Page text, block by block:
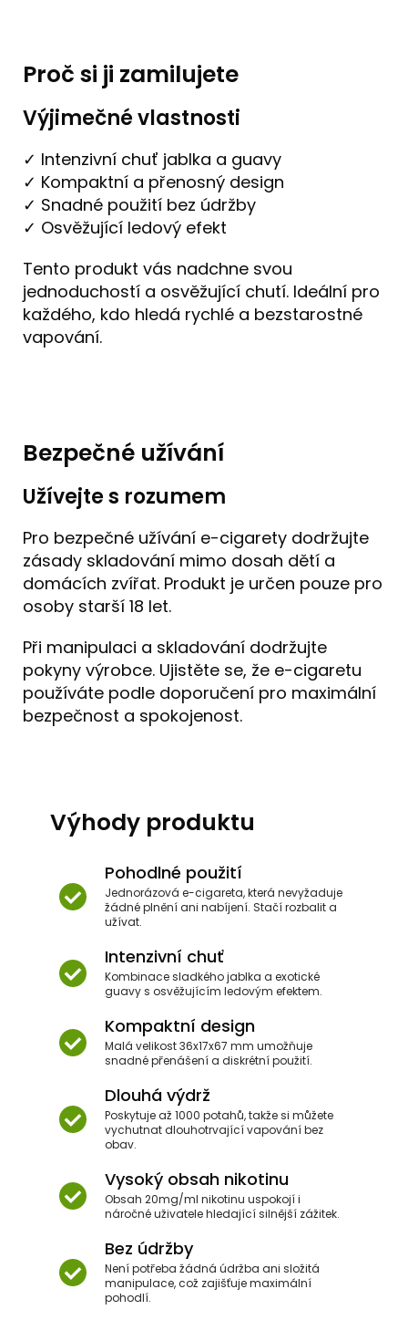
Proč si ji zamilujete
Výjimečné vlastnosti
✓ Intenzivní chuť jablka a guavy
✓ Kompaktní a přenosný design
✓ Snadné použití bez údržby
✓ Osvěžující ledový efekt
Tento produkt vás nadchne svou
jednoduchostí a osvěžující chutí. Ideální pro
každého, kdo hledá rychlé a bezstarostné
vapování.
Bezpečné užívání
Užívejte s rozumem
Pro bezpečné užívání e-cigarety dodržujte
zásady skladování mimo dosah dětí a
domácích zvířat. Produkt je určen pouze pro
osoby starší 18 let.
Při manipulaci a skladování dodržujte
pokyny výrobce. Ujistěte se, že e-cigaretu
používáte podle doporučení pro maximální
bezpečnost a spokojenost.
Výhody produktu
Pohodlné použití
Jednorázová e-cigareta, která nevyžaduje
žádné plnění ani nabíjení. Stačí rozbalit a
užívat.
Intenzivní chuť
Kombinace sladkého jablka a exotické
guavy s osvěžujícím ledovým efektem.
Kompaktní design
Malá velikost 36x17x67 mm umožňuje
snadné přenášení a diskrétní použití.
Dlouhá výdrž
Poskytuje až 1000 potahů, takže si můžete
vychutnat dlouhotrvající vapování bez
obav.
Vysoký obsah nikotinu
Obsah 20mg/ml nikotinu uspokojí i
náročné uživatele hledající silnější zážitek.
Bez údržby
Není potřeba žádná údržba ani složitá
manipulace, což zajišťuje maximální
pohodlí.